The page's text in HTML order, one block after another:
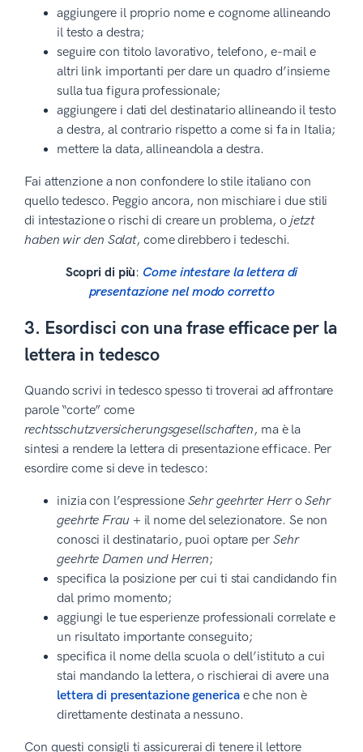
aggiungere il proprio nome e cognome allineando
il testo a destra;
seguire con titolo lavorativo, telefono, e-mail e
altri link importanti per dare un quadro d’insieme
sulla tua figura professionale;
aggiungere i dati del destinatario allineando il testo
a destra, al contrario rispetto a come si fa in Italia;
mettere la data, allineandola a destra.
Fai attenzione a non confondere lo stile italiano con
quello tedesco. Peggio ancora, non mischiare i due stili
di intestazione o rischi di creare un problema, o jetzt
haben wir den Salat, come direbbero i tedeschi.
Scopri di più: Come intestare la lettera di
presentazione nel modo corretto
3. Esordisci con una frase efficace per la
lettera in tedesco
Quando scrivi in tedesco spesso ti troverai ad affrontare
parole “corte” come
rechtsschutzversicherungsgesellschaften, ma è la
sintesi a rendere la lettera di presentazione efficace. Per
esordire come si deve in tedesco:
inizia con l’espressione Sehr geehrter HerroSehr
geehrte Frau+ il nome del selezionatore. Se non
conosci il destinatario, puoi optare per Sehr
geehrte Damen und Herren;
specifica la posizione per cui ti stai candidando fin
dal primo momento;
aggiungi le tue esperienze professionali correlate e
un risultato importante conseguito;
specifica il nome della scuola o dell’istituto a cui
stai mandando la lettera, o rischierai di avere una
lettera di presentazione genericae che non è
direttamente destinata a nessuno.
Con questi consigli ti assicurerai di tenere il lettore